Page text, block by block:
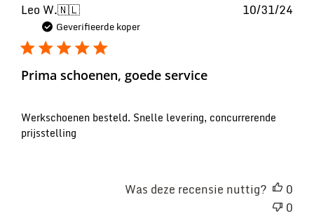
Leo W.🇳🇱
Geverifieerde koper
Prima schoenen, goede service
Werkschoenen besteld. Snelle levering, concurrerende
prijsstelling
10/31/24
Was deze recensie nuttig?
0
0